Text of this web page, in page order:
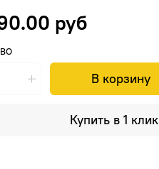
руб
В корзину
Купить в 1 клик